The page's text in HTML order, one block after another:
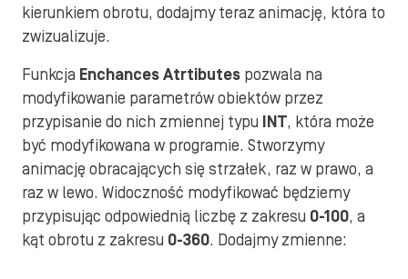
kierunkiem obrotu, dodajmy teraz animację, która to
zwizualizuje.
Funkcja Enchances Atrtibutes pozwala na
modyfikowanie parametrów obiektów przez
przypisanie do nich zmiennej typu
INT, która może
być modyfikowana w programie. Stworzymy
animację obracających się strzałek, raz w prawo, a
raz w lewo. Widoczność modyfikować będziemy
przypisując odpowiednią liczbę z zakresu 0-100, a
kąt obrotu z zakresu 0-360. Dodajmy zmienne: